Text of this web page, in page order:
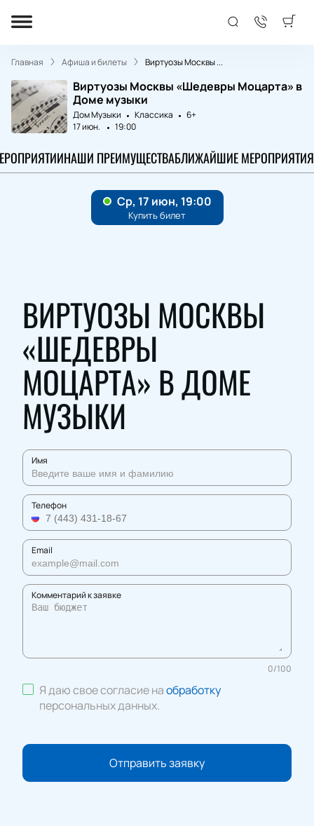
Главная Афиша и билеты Виртуозы Москвы ...
Виртуозы Москвы «Шедевры Моцарта» в
Доме музыки
Дом Музыки Классика
6+
17 июн.
19:00
НАШИ ПРЕИМУЩЕСТВАБЛИЖАЙШИЕ МЕРОПРИЯТИЯ
ВИРТУОЗЫ МОСКВЫ
«ШЕДЕВРЫ
МОЦАРТА» В ДОМЕ
МУЗЫКИ
Имя
Телефон
Email
Комментарий к заявке
0/100
Я даю свое согласие наобработку
персональных данных.
Отправить заявку